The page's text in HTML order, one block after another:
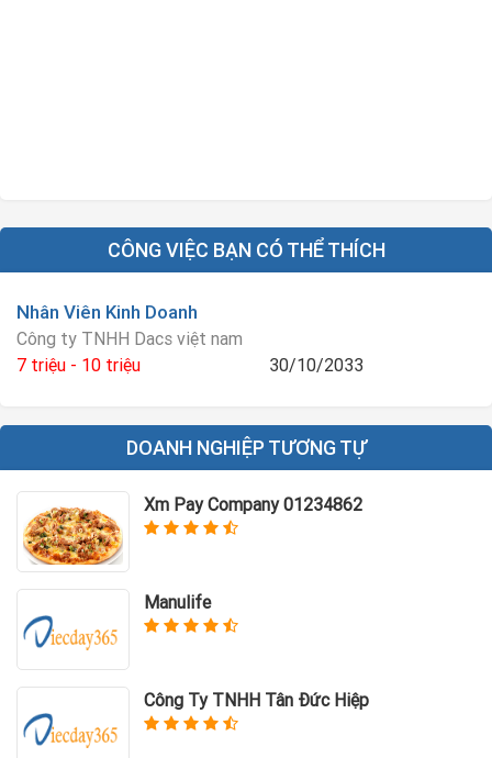
CÔNG VIỆC BẠN CÓ THỂ THÍCH
Nhân Viên Kinh Doanh
Công ty TNHH Dacs việt nam
7 triệu - 10 triệu
30/10/2033
DOANH NGHIỆP TƯƠNG TỰ
Xm Pay Company 01234862
Manulife
Công Ty TNHH Tân Đức Hiệp